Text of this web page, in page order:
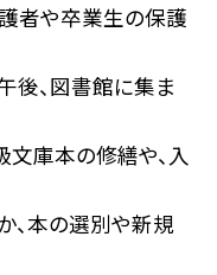
者や卒業生の保護
後、図書館に集ま
文庫本の修繕や、入
、本の選別や新規